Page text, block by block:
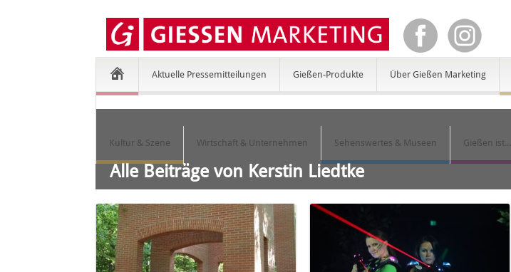
Aktuelle Pressemitteilungen Gießen-Produkte Über Gießen Marketing
Kultur & Szene Wirtschaft & Unternehmen Sehenswertes & Museen Gießen ist...
Alle Beiträge von Kerstin Liedtke